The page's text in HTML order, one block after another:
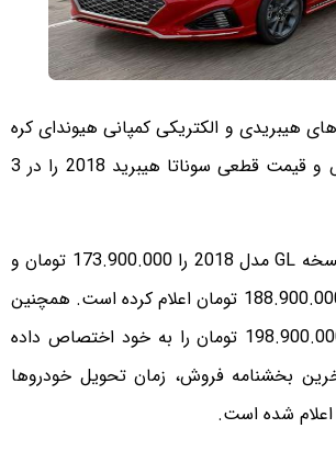
هیبریدی و الکتریکی کمپانی هیوندای کره
جنوبی، شرایط فروش و قیمت قطعی سوناتا هیبرید 2018 را در 3
شرکت پاکرو قیمت نسخه GL مدل 2018 را 173.900.000 تومان و
بهای نسخه GLS را 188.900.000 تومان اعلام کرده است. همچنین
مدل +GLS قیمت 198.900.000 تومان را به خود اختصاص داده
بخشنامه فروش، زمان تحویل خودروها